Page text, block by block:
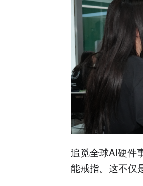
追觅全球AI硬件
能戒指。这不仅